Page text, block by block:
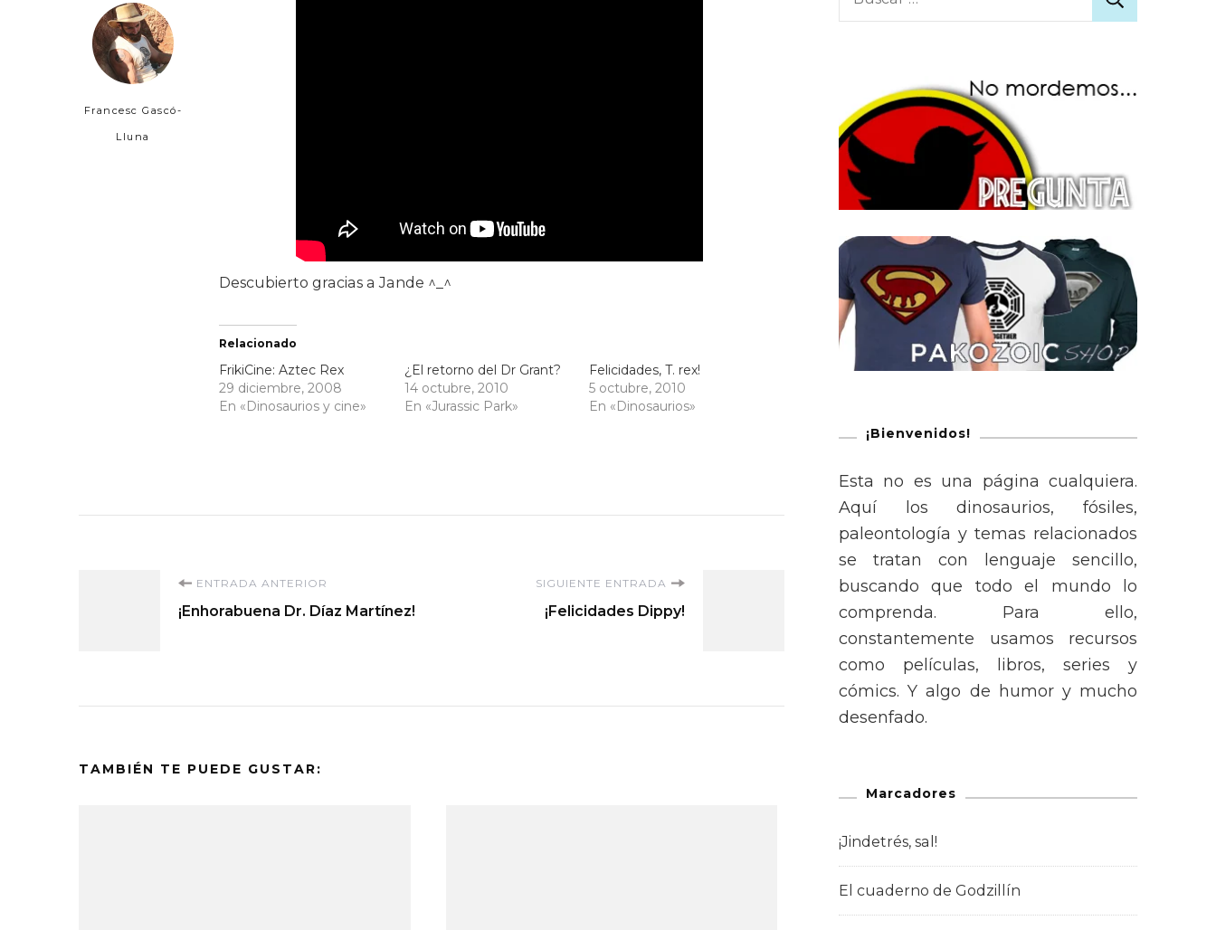
Francesc Gascó-
Lluna
Descubierto gracias a Jande ^_^
Relacionado
FrikiCine: Aztec Rex
29 diciembre, 2008
En «Dinosaurios y cine»
¿El retorno del Dr Grant?
14 octubre, 2010
En «Jurassic Park»
Felicidades, T. rex!
5 octubre, 2010
En «Dinosaurios»
Navegación
ENTRADA ANTERIOR
¡Enhorabuena Dr. Díaz Martínez!
SIGUIENTE ENTRADA
¡Felicidades Dippy!
TAMBIÉN TE PUEDE GUSTAR:
¡Bienvenidos!
Esta no es una página cualquiera.
Aquí los dinosaurios, fósiles,
paleontología y temas relacionados
se tratan con lenguaje sencillo,
buscando que todo el mundo lo
comprenda. Para ello,
constantemente usamos recursos
como películas, libros, series y
cómics. Y algo de humor y mucho
desenfado.
Marcadores
¡Jindetrés, sal!
El cuaderno de Godzillín